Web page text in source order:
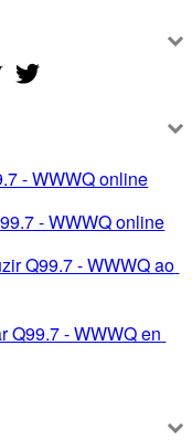
- WWWQ online
- WWWQ online
Q99.7 - WWWQ ao
Q99.7 - WWWQ en